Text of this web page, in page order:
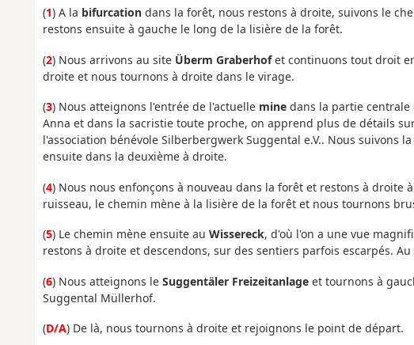
(1) A la bifurcationdans la forêt, nous restons à droite, suivons le
restons ensuite à gauche le long de la lisière de la forêt.
(2) Nous arrivons au site Überm Graberhofet continuons tout droit
droite et nous tournons à droite dans le virage.
(3) Nous atteignons l'entrée de l'actuelle minedans la partie centrale
Anna et dans la sacristie toute proche, on apprend plus de détails
l'association bénévole Silberbergwerk Suggental e.V.. Nous suivons
ensuite dans la deuxième à droite.
(4) Nous nous enfonçons à nouveau dans la forêt et restons à droite
ruisseau, le chemin mène à la lisière de la forêt et nous tournons
(5) Le chemin mène ensuite au Wissereck, d'où l'on a une vue
restons à droite et descendons, sur des sentiers parfois escarpés.
(6) Nous atteignons le Suggentäler Freizeitanlageet tournons à
Suggental Müllerhof.
(D/A) De là, nous tournons à droite et rejoignons le point de départ.